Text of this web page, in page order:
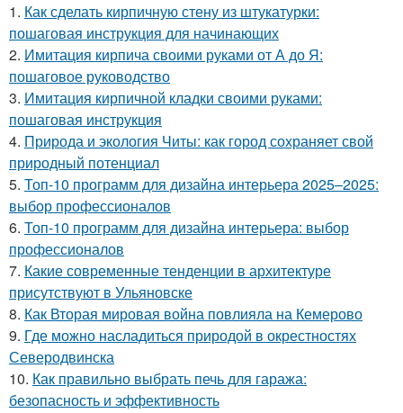
1. Как сделать кирпичную стену из штукатурки:
пошаговая инструкция для начинающих
2. Имитация кирпича своими руками от А до Я:
пошаговое руководство
3. Имитация кирпичной кладки своими руками:
пошаговая инструкция
4. Природа и экология Читы: как город сохраняет свой
природный потенциал
5. Топ-10 программ для дизайна интерьера 2025–2025:
выбор профессионалов
6. Топ-10 программ для дизайна интерьера: выбор
профессионалов
7. Какие современные тенденции в архитектуре
присутствуют в Ульяновске
8. Как Вторая мировая война повлияла на Кемерово
9. Где можно насладиться природой в окрестностях
Северодвинска
10. Как правильно выбрать печь для гаража:
безопасность и эффективность